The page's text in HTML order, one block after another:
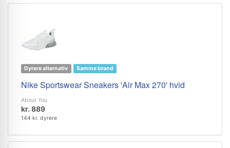
Dyrere alternativ Samme brand
Nike Sportswear Sneakers 'Air Max 270' hvid
About You
kr. 889
144 kr. dyrere